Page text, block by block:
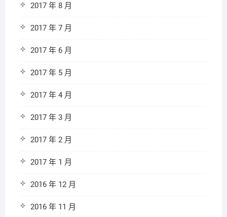
2017 年 8 月
2017 年 7 月
2017 年 6 月
2017 年 5 月
2017 年 4 月
2017 年 3 月
2017 年 2 月
2017 年 1 月
2016 年 12 月
2016 年 11 月